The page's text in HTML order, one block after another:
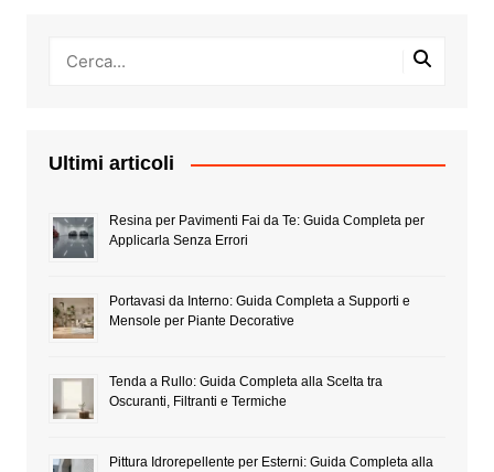
Ultimi articoli
Resina per Pavimenti Fai da Te: Guida Completa per
Applicarla Senza Errori
Portavasi da Interno: Guida Completa a Supporti e
Mensole per Piante Decorative
Tenda a Rullo: Guida Completa alla Scelta tra
Oscuranti, Filtranti e Termiche
Pittura Idrorepellente per Esterni: Guida Completa alla